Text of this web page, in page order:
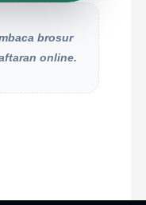
brosur
online.